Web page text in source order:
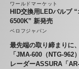
ワールドマーケット
HID交換用LEDバルブ
6500K” 新発売
ベロフジャパン
最先端の取り締まりに
「JMA-600（NTG-962
レーダーASSURA「